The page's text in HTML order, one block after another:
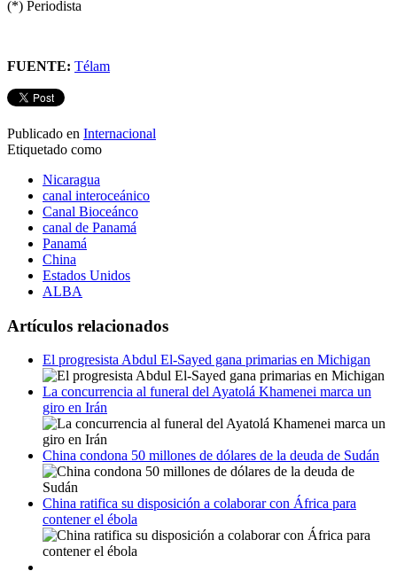
(*) Periodista
FUENTE: Télam
Publicado en Internacional
Etiquetado como
Nicaragua
canal interoceánico
Canal Bioceánco
canal de Panamá
Panamá
China
Estados Unidos
ALBA
Artículos relacionados
El progresista Abdul El-Sayed gana primarias en Michigan
La concurrencia al funeral del Ayatolá Khamenei marca un
giro en Irán
China condona 50 millones de dólares de la deuda de Sudán
China ratifica su disposición a colaborar con África para
contener el ébola